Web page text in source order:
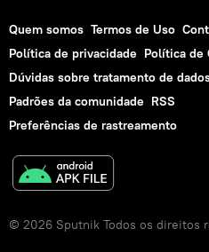
Quem somos Termos de Uso
Política de privacidade Política de
Dúvidas sobre tratamento de
Padrões da comunidade RSS
Preferências de rastreamento
© 2026 Sputnik Todos os direitos